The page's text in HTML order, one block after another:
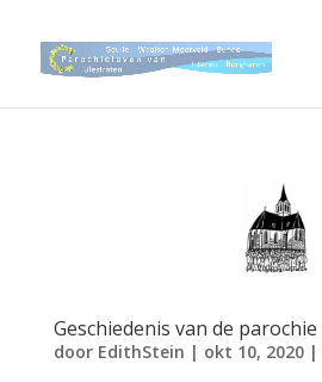
Geschiedenis van de parochie
door EdithStein | okt 10, 2020|